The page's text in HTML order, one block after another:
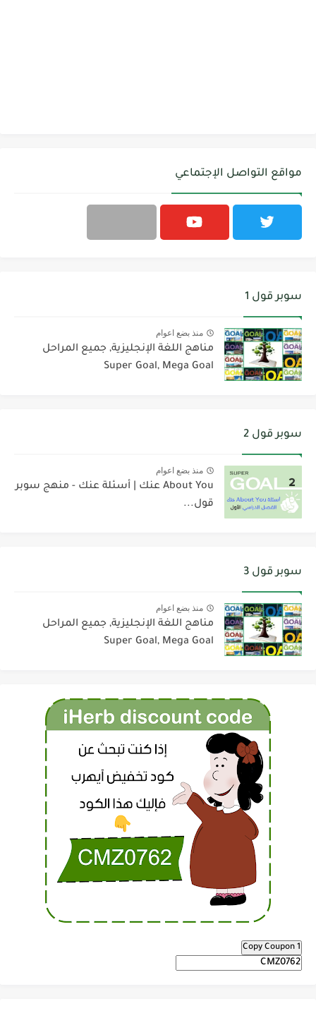
مواقع التواصل الإجتماعي
سوبر قول 1
منذ بضع اعوام
مناهج اللغة الإنجليزية, جميع المراحل
Super Goal, Mega Goal
سوبر قول 2
منذ بضع اعوام
About You عنك | أسئلة عنك - منهج سوبر
قول...
سوبر قول 3
منذ بضع اعوام
مناهج اللغة الإنجليزية, جميع المراحل
Super Goal, Mega Goal
Copy Coupon 1